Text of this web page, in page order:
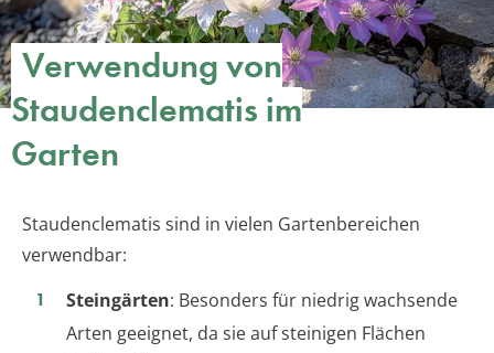
Verwendung von
Staudenclematis im
Garten
Staudenclematis sind in vielen Gartenbereichen
verwendbar:
Steingärten: Besonders für niedrig wachsende
Arten geeignet, da sie auf steinigen Flächen